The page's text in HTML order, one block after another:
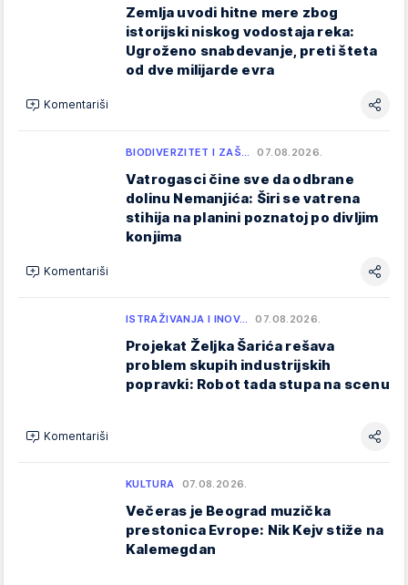
Zemlja uvodi hitne mere zbog
istorijski niskog vodostaja reka:
Ugroženo snabdevanje, preti šteta
od dve milijarde evra
Komentariši
BIODIVERZITET I ZAŠ… 07.08.2026.
Vatrogasci čine sve da odbrane
dolinu Nemanjića: Širi se vatrena
stihija na planini poznatoj po divljim
konjima
Komentariši
ISTRAŽIVANJA I INOV… 07.08.2026.
Projekat Željka Šarića rešava
problem skupih industrijskih
popravki: Robot tada stupa na scenu
Komentariši
KULTURA 07.08.2026.
Večeras je Beograd muzička
prestonica Evrope: Nik Kejv stiže na
Kalemegdan